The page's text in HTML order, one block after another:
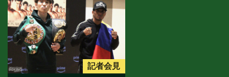
記者会見